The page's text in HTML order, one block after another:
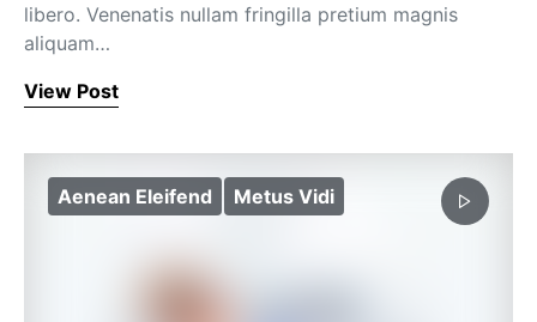
libero. Venenatis nullam fringilla pretium magnis
aliquam…
View Post
Aenean Eleifend Metus Vidi